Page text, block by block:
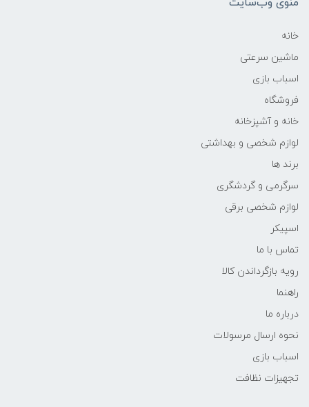
خانه
ماشین سرعتی
اسباب بازی
فروشگاه
خانه و آشپزخانه
لوازم شخصی و بهداشتی
برند ها
سرگرمی و گردشگری
لوازم شخصی برقی
اسپیکر
تماس با ما
رویه بازگرداندن کالا
راهنما
درباره ما
نحوه ارسال مرسولات
اسباب بازی
تجهیزات نظافت